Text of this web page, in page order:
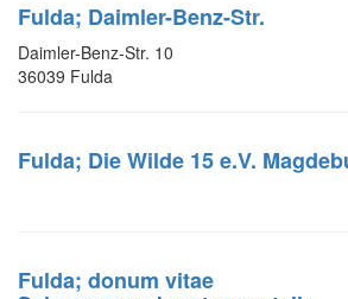
Fulda; Daimler-Benz-Str.
Daimler-Benz-Str. 10
36039 Fulda
Fulda; Die Wilde 15 e.V.
Fulda; donum vitae